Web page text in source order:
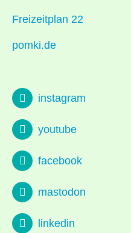
Freizeitplan 22
pomki.de
instagram
youtube
facebook
mastodon
linkedin